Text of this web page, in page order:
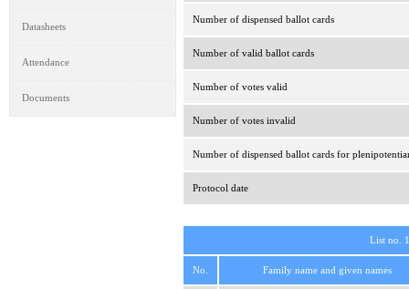
Datasheets
Attendance
Documents
Number of dispensed ballot cards
Number of valid ballot cards
Number of votes valid
Number of votes invalid
Number of dispensed ballot cards for
Protocol date
List no.
No. Family name and given names